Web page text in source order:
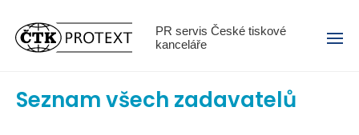
PR servis České tiskové
kanceláře
Menu
Seznam všech zadavatelů